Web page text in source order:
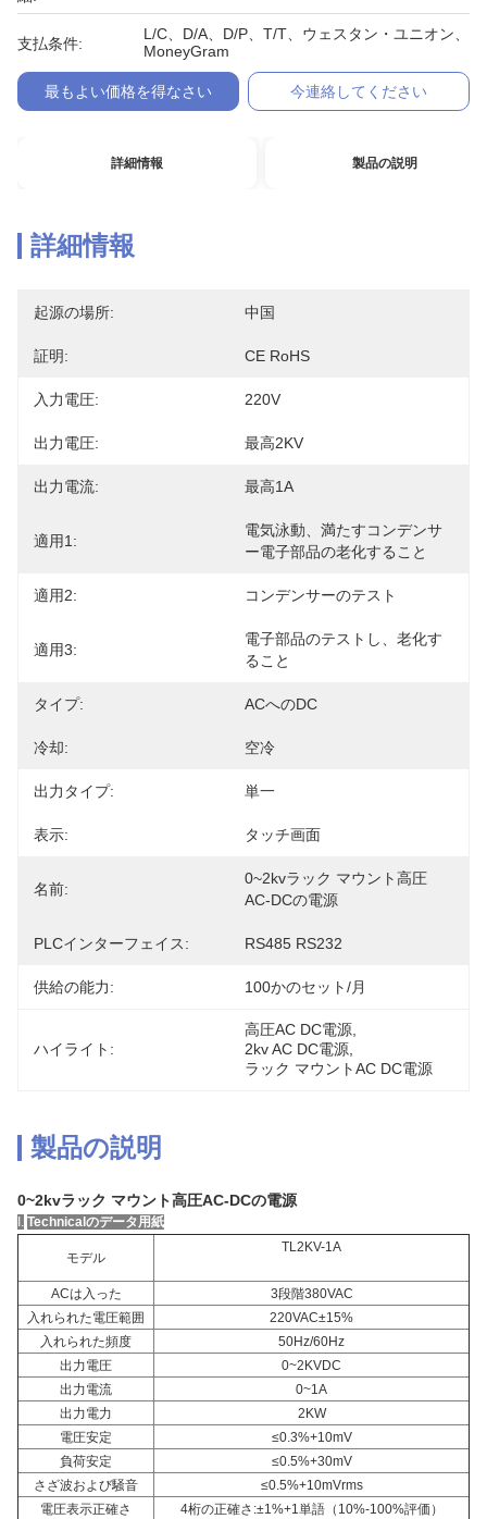
支払条件:
L/C、D/A、D/P、T/T、ウェスタン・ユニオン、
MoneyGram
最もよい価格を得なさい 今連絡してください
詳細情報 製品の説明
詳細情報
起源の場所: 中国
証明: CE RoHS
入力電圧: 220V
出力電圧: 最高2KV
出力電流: 最高1A
適用1:
電気泳動、満たすコンデンサ
ー電子部品の老化すること
適用2: コンデンサーのテスト
適用3:
電子部品のテストし、老化す
ること
タイプ: ACへのDC
冷却: 空冷
出力タイプ: 単一
表示: タッチ画面
名前:
0~2kvラック マウント高圧
AC-DCの電源
PLCインターフェイス: RS485 RS232
供給の能力: 100かのセット/月
ハイライト:
高圧AC DC電源
2kv AC DC電源
ラック マウントAC DC電源
製品の説明
0~2kvラック マウント高圧AC-DCの電源
I. Technicalのデータ用紙
モデル
TL2KV-1A
ACは入った
3段階380VAC
入れられた電圧範囲
220VAC±15%
入れられた頻度
50Hz/60Hz
出力電圧
0~2KVDC
出力電流
0~1A
出力電力
2KW
電圧安定
≤0.3%+10mV
負荷安定
≤0.5%+30mV
さざ波および騒音
≤0.5%+10mVrms
電圧表示正確さ
4桁の正確さ:±1%+1単語（10%-100%評価）